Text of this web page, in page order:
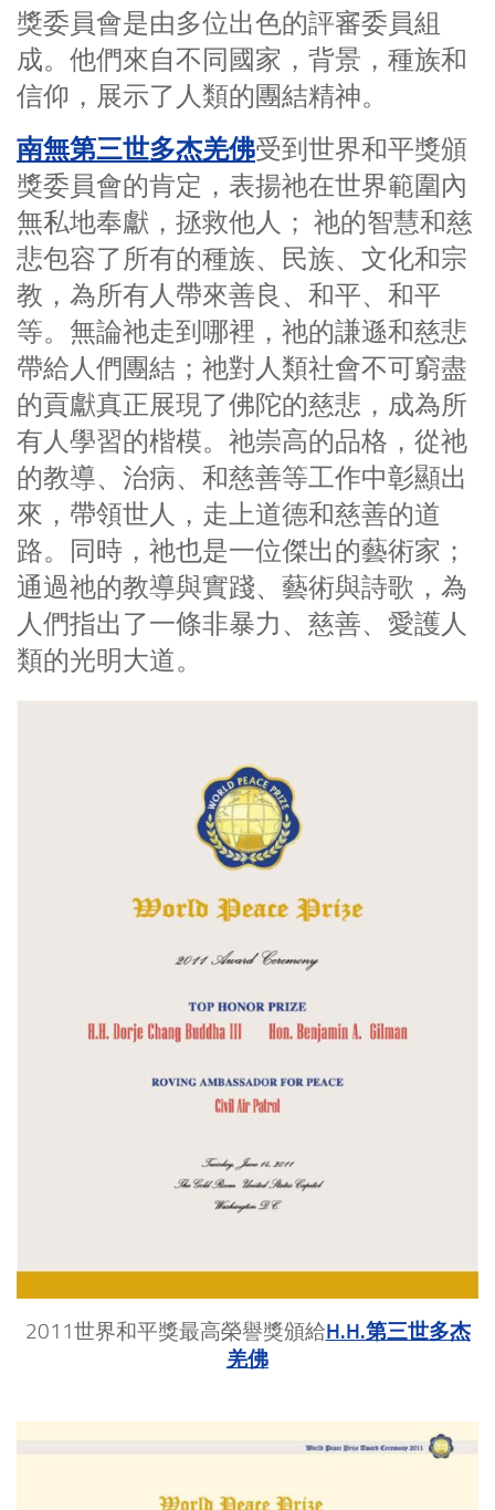
獎委員會是由多位出色的評審委員組
成。他們來自不同國家，背景，種族和
信仰，展示了人類的團結精神。
南無第三世多杰羌佛受到世界和平獎頒
獎委員會的肯定，表揚祂在世界範圍內
無私地奉獻，拯救他人； 祂的智慧和慈
悲包容了所有的種族、民族、文化和宗
教，為所有人帶來善良、和平、和平
等。無論祂走到哪裡，祂的謙遜和慈悲
帶給人們團結；祂對人類社會不可窮盡
的貢獻真正展現了佛陀的慈悲，成為所
有人學習的楷模。祂崇高的品格，從祂
的教導、治病、和慈善等工作中彰顯出
來，帶領世人，走上道德和慈善的道
路。同時，祂也是一位傑出的藝術家；
通過祂的教導與實踐、藝術與詩歌，為
人們指出了一條非暴力、慈善、愛護人
類的光明大道。
2011世界和平獎最高榮譽獎頒給H.H.第三世多杰
羌佛